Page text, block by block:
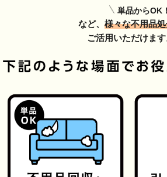
単品からOK！
など、 様々な不用品
ご活用いただけます